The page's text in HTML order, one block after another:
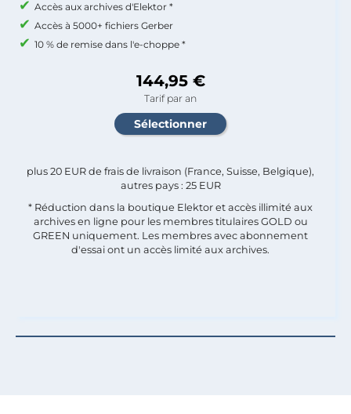
Accès aux archives d'Elektor *
Accès à 5000+ fichiers Gerber
10 % de remise dans l'e-choppe *
144,95 €
Tarif par an
plus 20 EUR de frais de livraison (France, Suisse, Belgique),
autres pays : 25 EUR
* Réduction dans la boutique Elektor et accès illimité aux
archives en ligne pour les membres titulaires GOLD ou
GREEN uniquement. Les membres avec abonnement
d'essai ont un accès limité aux archives.